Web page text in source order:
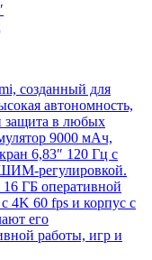
созданный для
автономность,
защита в любых
9000 мАч,
6,83″ 120 Гц с
ШИМ-регулировкой.
ГБ оперативной
4K 60 fps и корпус с
его
работы, игр и